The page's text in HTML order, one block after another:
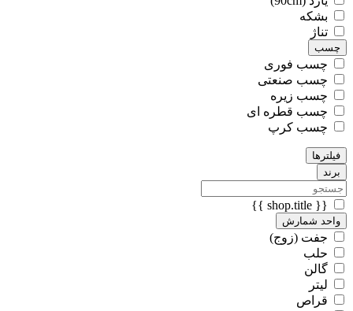
بشکه
تناژ
چسب
چسب فوری
چسب صنعتی
چسب زیره
چسب قطره ای
چسب کرپ
فیلترها
برند
{{ shop.title }}
واحد شمارش
جفت (زوج)
حلب
گالن
لیتر
قراص